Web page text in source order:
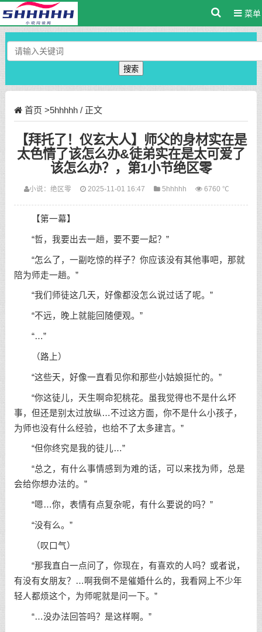
菜单
搜索
首页 >5hhhhh/ 正文
【拜托了！仪玄大人】师父的身材实在是
太色情了该怎么办&徒弟实在是太可爱了
该怎么办？，第1小节绝区零
小说： 绝区零 2025-11-01 16:47 5hhhhh 6760 ℃
【第一幕】
“哲，我要出去一趟，要不要一起？”
“怎么了，一副吃惊的样子？你应该没有其他事吧，那就
陪为师走一趟。”
“我们师徒这几天，好像都没怎么说过话了呢。”
“不远，晚上就能回随便观。”
“…”
（路上）
“这些天，好像一直看见你和那些小姑娘挺忙的。”
“你这徒儿，天生啊命犯桃花。虽我觉得也不是什么坏
事，但还是别太过放纵…不过这方面，你不是什么小孩子，
为师也没有什么经验，也给不了太多建言。”
“但你终究是我的徒儿…”
“总之，有什么事情感到为难的话，可以来找为师，总是
会给你想办法的。”
“嗯…你，表情有点复杂呢，有什么要说的吗？”
“没有么。”
（叹口气）
“那我直白一点问了，你现在，有喜欢的人吗？或者说，
有没有女朋友？…啊我倒不是催婚什么的，我看网上不少年
轻人都烦这个，为师呢就是问一下。”
“…没办法回答吗？是这样啊。”